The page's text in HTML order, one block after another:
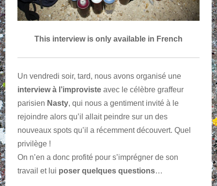
This interview is only available in French
Un vendredi soir, tard, nous avons organisé une
interview à l’improviste avec le célèbre graffeur
parisien Nasty, qui nous a gentiment invité à le
rejoindre alors qu’il allait peindre sur un des
nouveaux spots qu’il a récemment découvert. Quel
privilège !
On n’en a donc profité pour s’imprégner de son
travail et lui poser quelques questions…